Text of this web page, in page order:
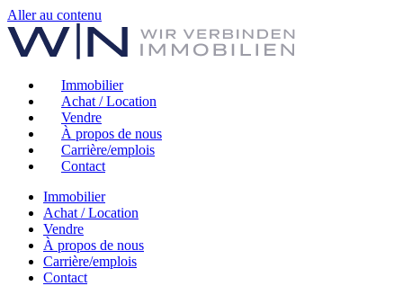
Aller au contenu
Immobilier
Achat / Location
Vendre
À propos de nous
Carrière/emplois
Contact
Immobilier
Achat / Location
Vendre
À propos de nous
Carrière/emplois
Contact